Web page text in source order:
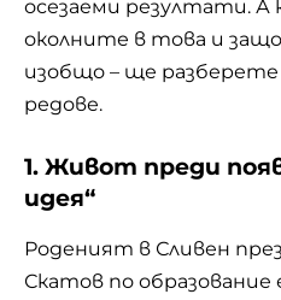
осезаеми резултати. А
околните в това и
изобщо – ще
редове.
1. Живот преди
идея“
Роденият в Сливен
Скатов по